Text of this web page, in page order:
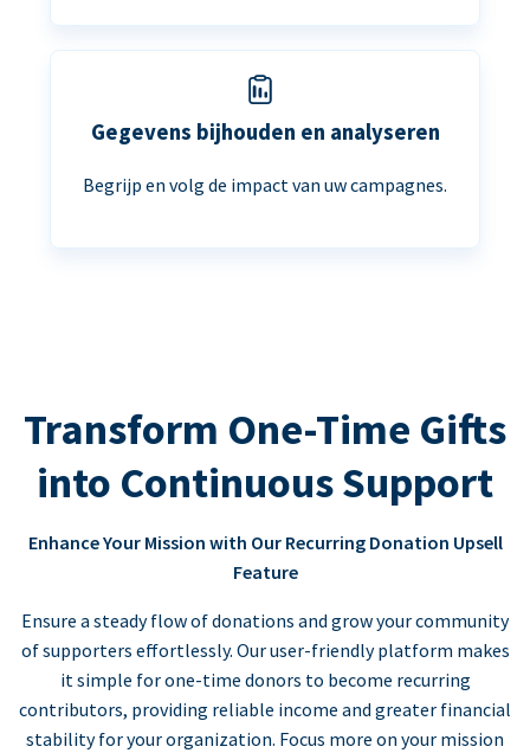
Gegevens bijhouden en analyseren
Begrijp en volg de impact van uw campagnes.
Transform One-Time Gifts
into Continuous Support
Enhance Your Mission with Our Recurring Donation Upsell
Feature
Ensure a steady flow of donations and grow your community
of supporters effortlessly. Our user-friendly platform makes
it simple for one-time donors to become recurring
contributors, providing reliable income and greater financial
stability for your organization. Focus more on your mission